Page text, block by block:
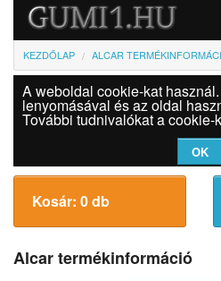
Gumi
Felni
Bejelentkezés
KEZDŐLAP ALCAR
A weboldal cookie-kat
lenyomásával és az oldal
További tudnivalókat a cookie-
OK
Kosár: 0 db
Alcar termékinformáció